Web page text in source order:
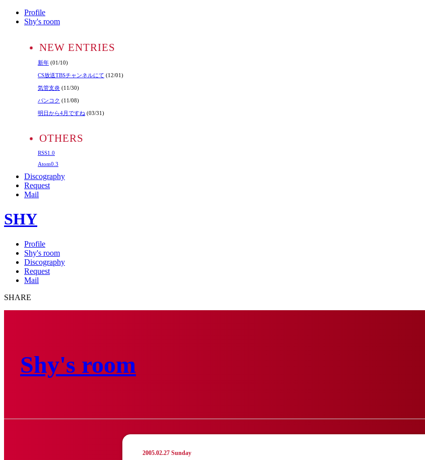
Profile
Shy's room
NEW ENTRIES
新年 (01/10)
CS放送TBSチャンネルにて (12/01)
気管支炎 (11/30)
バンコク (11/08)
明日から4月ですね (03/31)
OTHERS
RSS1.0
Atom0.3
Discography
Request
Mail
SHY
Profile
Shy's room
Discography
Request
Mail
SHARE
Shy's room
2005.02.27 Sunday